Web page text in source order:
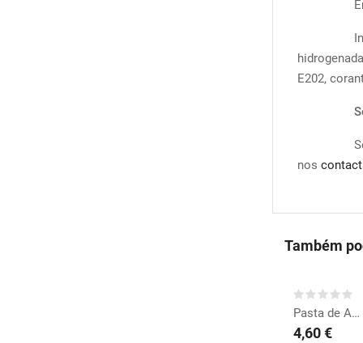
E202,
nos
Também
Pasta de Açúcar Branca...
4,60 €